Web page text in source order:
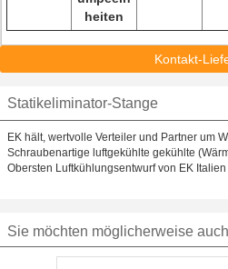
heiten
Kontakt-
Statikeliminator-Stange
EK hält, wertvolle Verteiler und Partner um
Schraubenartige luftgekühlte gekühlte
Obersten Luftkühlungsentwurf von EK
Sie möchten möglicherweise auch